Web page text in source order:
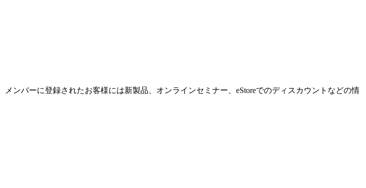
ンバーに登録されたお客様には新製品、オンラインセミナー、eStoreでのディスカウントなどの情